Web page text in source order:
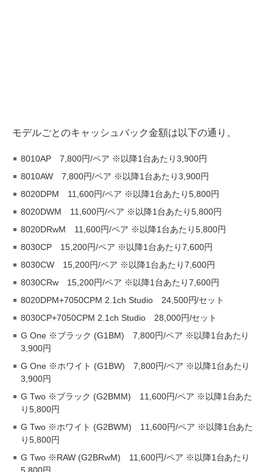
モデルごとのキャッシュバック金額は以下の通り。
8010AP 7,800円/ペア ※以降1台あたり3,900円
8010AW 7,800円/ペア ※以降1台あたり3,900円
8020DPM 11,600円/ペア ※以降1台あたり5,800円
8020DWM 11,600円/ペア ※以降1台あたり5,800円
8020DRwM 11,600円/ペア ※以降1台あたり5,800円
8030CP 15,200円/ペア ※以降1台あたり7,600円
8030CW 15,200円/ペア ※以降1台あたり7,600円
8030CRw 15,200円/ペア ※以降1台あたり7,600円
8020DPM+7050CPM 2.1ch Studio 24,500円/セット
8030CP+7050CPM 2.1ch Studio 28,000円/セット
G One ※ブラック (G1BM) 7,800円/ペア ※以降1台あたり
3,900円
G One ※ホワイト (G1BW) 7,800円/ペア ※以降1台あたり
3,900円
G Two ※ブラック (G2BMM) 11,600円/ペア ※以降1台あた
り5,800円
G Two ※ホワイト (G2BWM) 11,600円/ペア ※以降1台あた
り5,800円
G Two ※RAW (G2BRwM) 11,600円/ペア ※以降1台あたり